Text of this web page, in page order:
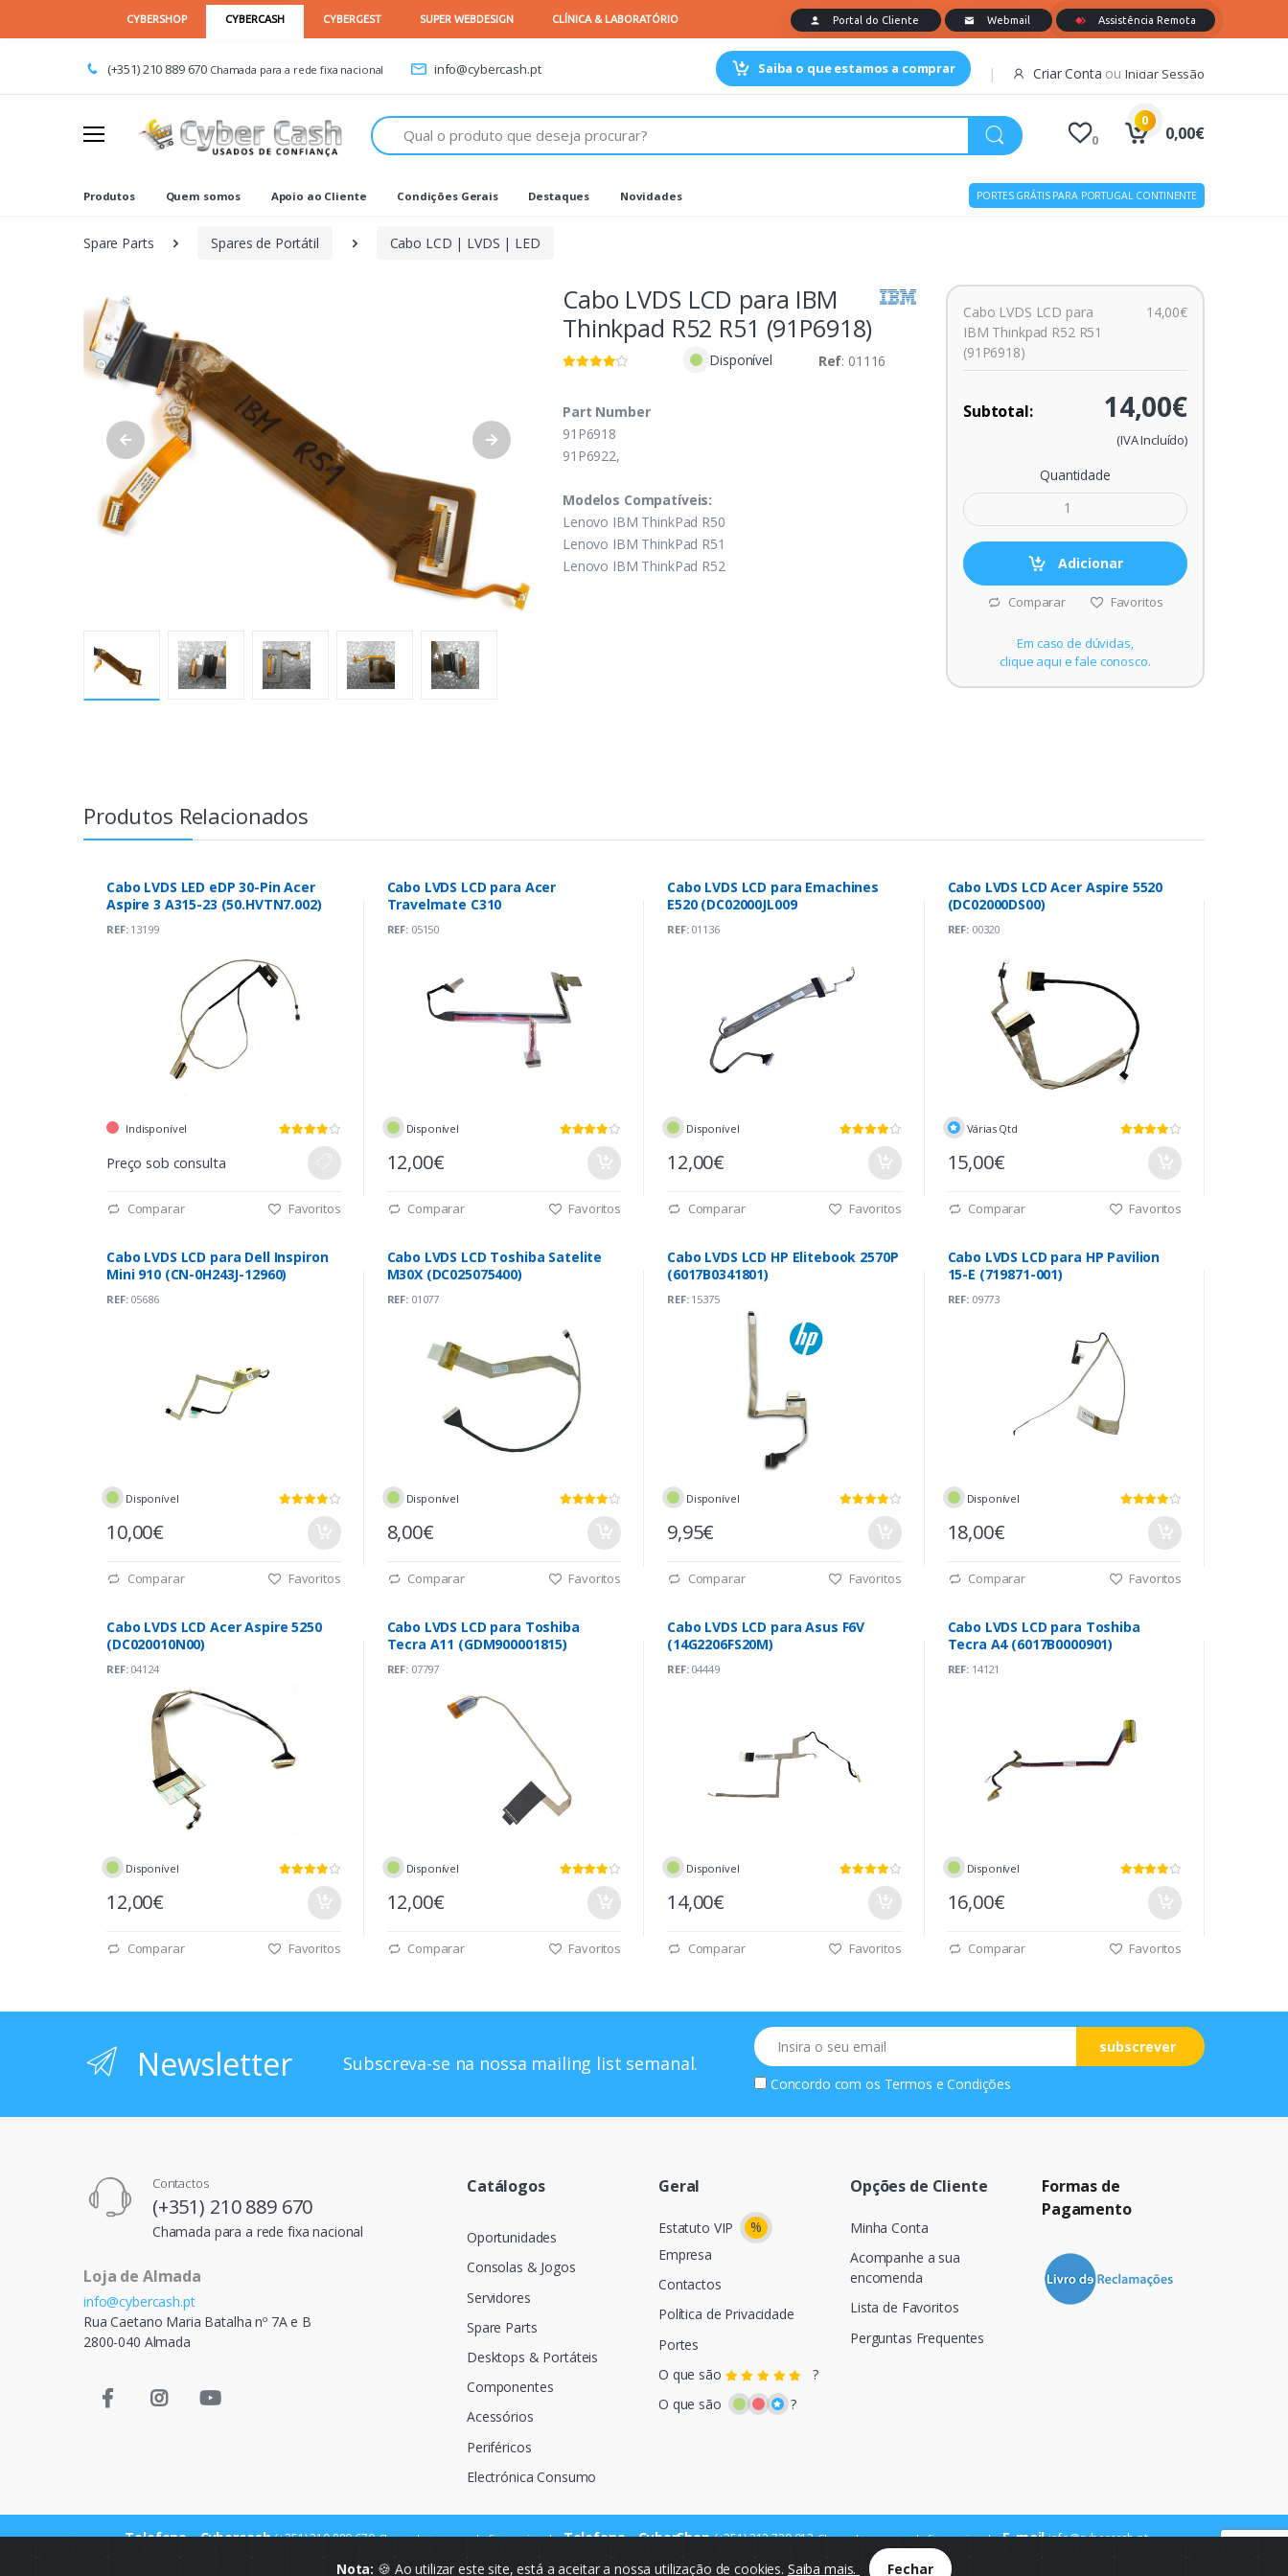
(+351) 210 889 670 Chamada para a rede fixa nacional info@cybercash.pt Saiba o que estamos a comprar Criar Conta ouIniciar Sessão
Procurar
0
0
0,00€
Produtos Quem somos Apoio ao Cliente Condições Gerais Destaques Novidades PORTES GRÁTIS PARA PORTUGAL CONTINENTE
Spare Parts Spares de Portátil Cabo LCD | LVDS | LED
Cabo LVDS LCD para IBM
Thinkpad R52 R51 (91P6918)
Disponível Ref: 01116
Part Number
91P6918
91P6922,
Modelos Compatíveis:
Lenovo IBM ThinkPad R50
Lenovo IBM ThinkPad R51
Lenovo IBM ThinkPad R52
Cabo LVDS LCD para
IBM Thinkpad R52 R51
(91P6918)
14,00€
Subtotal: 14,00€
(IVA Incluído)
Quantidade
Adicionar
Comparar Favoritos
Em caso de dúvidas,
clique aqui e fale conosco.
Produtos Relacionados
Cabo LVDS LED eDP 30-Pin Acer
Aspire 3 A315-23 (50.HVTN7.002)
REF:13199
Indisponível
Preço sob consulta
Comparar Favoritos
Cabo LVDS LCD para Acer
Travelmate C310
REF:05150
Disponível
12,00€
Comparar Favoritos
Cabo LVDS LCD para Emachines
E520 (DC02000JL009
REF:01136
Disponível
12,00€
Comparar Favoritos
Cabo LVDS LCD Acer Aspire 5520
(DC02000DS00)
REF:00320
Várias Qtd
15,00€
Comparar Favoritos
Cabo LVDS LCD para Dell Inspiron
Mini 910 (CN-0H243J-12960)
REF:05686
Disponível
10,00€
Comparar Favoritos
Cabo LVDS LCD Toshiba Satelite
M30X (DC025075400)
REF:01077
Disponível
8,00€
Comparar Favoritos
Cabo LVDS LCD HP Elitebook 2570P
(6017B0341801)
REF:15375
Disponível
9,95€
Comparar Favoritos
Cabo LVDS LCD para HP Pavilion
15-E (719871-001)
REF:09773
Disponível
18,00€
Comparar Favoritos
Cabo LVDS LCD Acer Aspire 5250
(DC020010N00)
REF:04124
Disponível
12,00€
Comparar Favoritos
Cabo LVDS LCD para Toshiba
Tecra A11 (GDM900001815)
REF:07797
Disponível
12,00€
Comparar Favoritos
Cabo LVDS LCD para Asus F6V
(14G2206FS20M)
REF:04449
Disponível
14,00€
Comparar Favoritos
Cabo LVDS LCD para Toshiba
Tecra A4 (6017B0000901)
REF:14121
Disponível
16,00€
Comparar Favoritos
Newsletter Subscreva-se na nossa mailing list semanal.
Email
subscrever
Concordo com os Termos e Condições
Contactos
(+351) 210 889 670
Chamada para a rede fixa nacional
Loja de Almada
info@cybercash.pt
Rua Caetano Maria Batalha nº 7A e B
2800-040 Almada
Catálogos
Oportunidades
Consolas & Jogos
Servidores
Spare Parts
Desktops & Portáteis
Componentes
Acessórios
Periféricos
Electrónica Consumo
Geral
Estatuto VIP
%
Empresa
Contactos
Política de Privacidade
Portes
O que são
?
O que são
?
Opções de Cliente
Minha Conta
Acompanhe a sua
encomenda
Lista de Favoritos
Perguntas Frequentes
Formas de
Pagamento
Telefone - Cybercash (+351) 210 889 670 Chamada para a rede fixa nacional Telefone - CyberShop (+351) 212 720 013 Chamada para a rede fixa nacional E-mail info@cybercash.pt
Nota: 🍪 Ao utilizar este site, está a aceitar a nossa utilização de cookies. Saiba mais. Fechar